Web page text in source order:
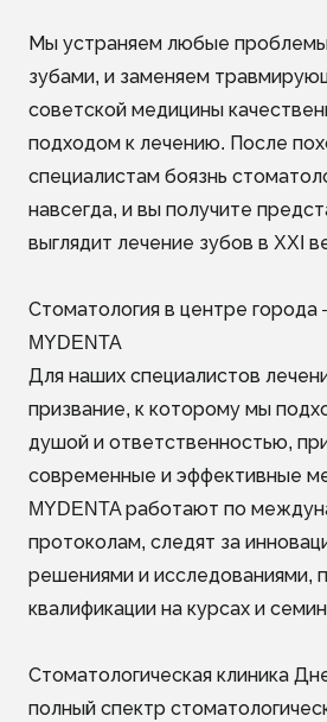
Мы устраняем любые
зубами, и заменяем
советской медицины
подходом к лечению. После
специалистам боязнь
навсегда, и вы получите
выглядит лечение зубов в XXI
Стоматология в центре города
MYDENTA
Для наших специалистов
призвание, к которому мы
душой и ответственностью,
современные и эффективные
MYDENTA работают по
протоколам, следят за
решениями и исследованиями,
квалификации на курсах и
Стоматологическая клиника
полный спектр